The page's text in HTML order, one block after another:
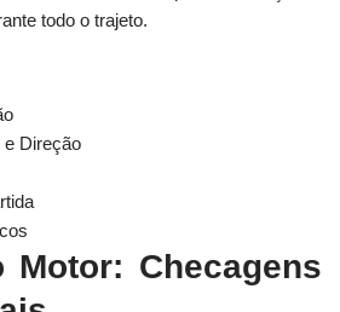
todo o trajeto.
e Direção
Motor: Checagens